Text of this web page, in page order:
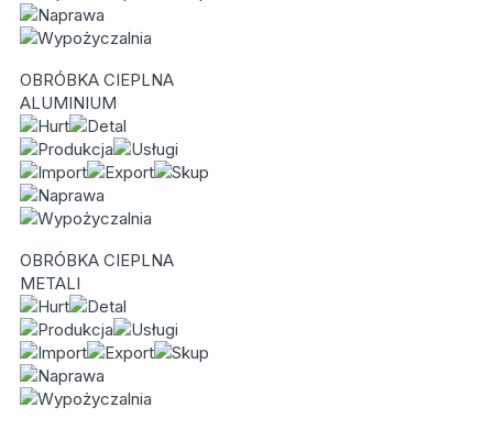
OBRÓBKA CIEPLNA
ALUMINIUM
OBRÓBKA CIEPLNA
METALI